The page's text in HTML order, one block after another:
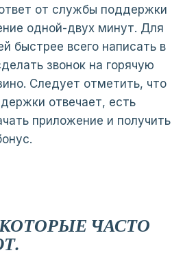
от службы поддержки
одной-двух минут. Для
быстрее всего написать в
звонок на горячую
Следует отметить, что
отвечает, есть
приложение и получить
ЧАСТО